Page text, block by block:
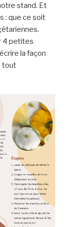
stand. Et
: que ce soit
4 petites
la façon
tout